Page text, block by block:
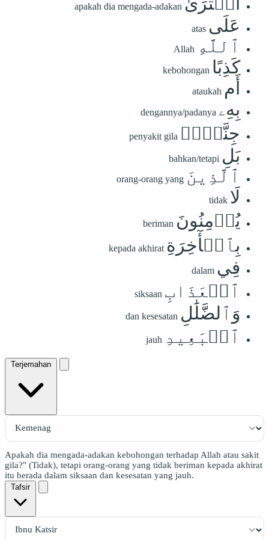
apakah dia mengada-adakan
عَلَى atas
ٱللَّهِ Allah
كَذِبًا kebohongan
أَم ataukah
بِهِۦ dengannya/padanya
جِنَّةُۢۗ penyakit gila
بَلِ bahkan/tetapi
ٱلَّذِينَ orang-orang yang
لَا tidak
يُؤۡمِنُونَ beriman
بِٱلۡأٓخِرَةِ kepada akhirat
فِي dalam
ٱلۡعَذَابِ siksaan
وَٱلضَّلَٰلِ dan kesesatan
ٱلۡبَعِيدِ jauh
Terjemahan
Apakah dia mengada-adakan kebohongan terhadap Allah atau sakit
gila?" (Tidak), tetapi orang-orang yang tidak beriman kepada akhirat
itu berada dalam siksaan dan kesesatan yang jauh.
Tafsir